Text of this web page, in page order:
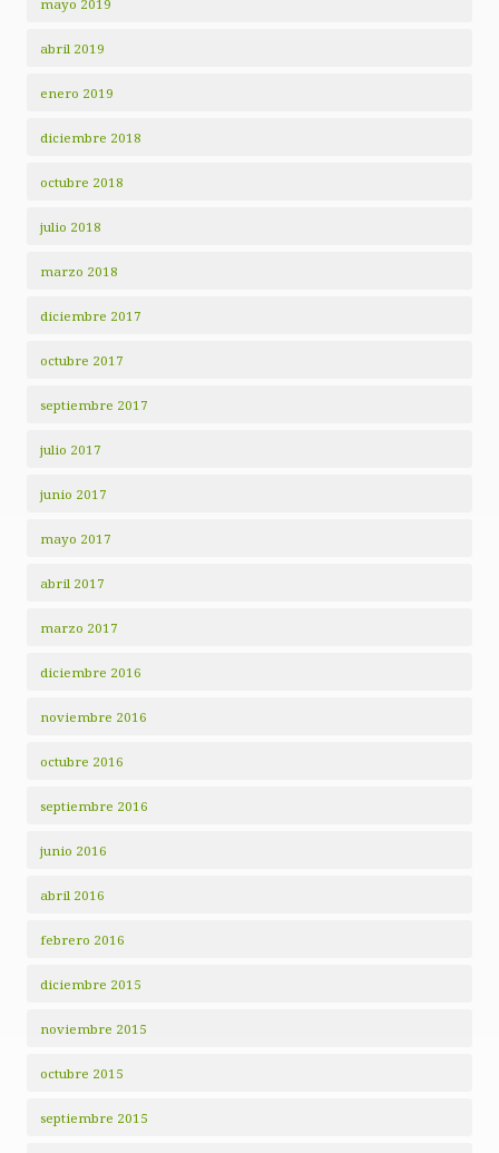
mayo 2019
abril 2019
enero 2019
diciembre 2018
octubre 2018
julio 2018
marzo 2018
diciembre 2017
octubre 2017
septiembre 2017
julio 2017
junio 2017
mayo 2017
abril 2017
marzo 2017
diciembre 2016
noviembre 2016
octubre 2016
septiembre 2016
junio 2016
abril 2016
febrero 2016
diciembre 2015
noviembre 2015
octubre 2015
septiembre 2015